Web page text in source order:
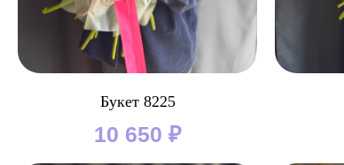
Букет 8225
10 650 ₽